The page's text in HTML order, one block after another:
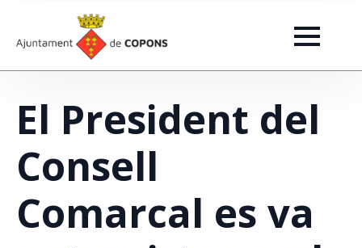
El President del
Consell
Comarcal es va